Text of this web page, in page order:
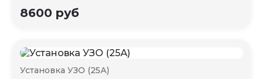
8600 руб
Установка УЗО (25А)